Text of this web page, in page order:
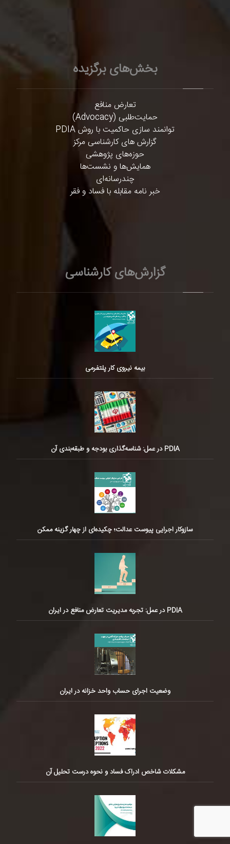
بخش‌های برگزیده
تعارض منافع
حمایت‌طلبی (Advocacy)
توانمند سازی حاکمیت با روش PDIA
گزارش های کارشناسی مرکز
حوزه‌های پژوهشی
همایش‌ها و نشست‌ها
چندرسانه‌ای
خبر نامه مقابله با فساد و فقر
گزارش‌های کارشناسی
بیمه نیروی کار پلتفرمی
PDIA در عمل: شناسه‌گذاری بودجه و طبقه‌بندی آن
سازوکار اجرایی پیوست عدالت؛ چکیده‌ای از چهار گزینه ممکن
PDIA در عمل: تجربه مدیریت تعارض منافع در ایران
وضعیت اجرای حساب واحد خزانه در ایران
مشکلات شاخص ادراک فساد و نحوه درست تحلیل آن